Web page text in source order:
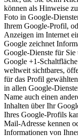
können als Hinweise
Foto in Google-
Ihrem Google-Profil,
Anzeigen im Internet
Google zeichnet
Google-Dienste für Sie
Google +1-
weltweit sichtbares,
für das Profil
in allen Google-
Name auch einen
Inhalten über Ihr
Ihres Google-Profils
Mail-Adresse kennen
Informationen von